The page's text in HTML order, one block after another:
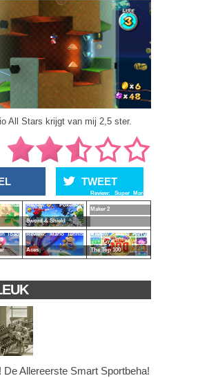
All Stars krijgt van mij 2,5 ster.
TWEET
Review: Pokémon
Sword & Shield
Review: Super Mario
Maker 2
Toad Review: Mario Tennis
Aces
Review - Mario Party:
The Top 100
De Allereerste Smart Sportbeha!